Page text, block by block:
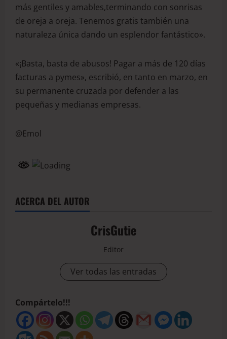
más gentiles y amables,terminando con sonrisas
de oreja a oreja. Tenemos gratis también una
naturaleza única dando un esplendor fantástico».
«¡Basta, basta de abusos! Pagar a más de 120 días
facturas a pymes», escribió, en tanto en marzo, en
su permanente cruzada por defender a las
pequeñas y medianas empresas.
@Emol
ACERCA DEL AUTOR
CrisGutie
Editor
Ver todas las entradas
Compártelo!!!